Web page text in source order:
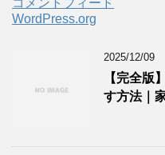
WordPress.org
2025/12/09
【完全版
す方法｜